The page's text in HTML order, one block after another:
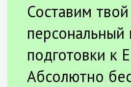
Составим твой
персональный
подготовки к
Абсолютно